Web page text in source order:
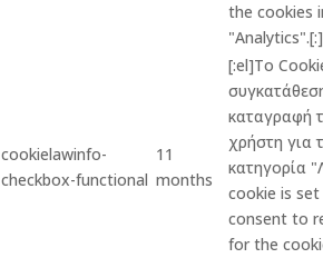
the cookies
"Analytics".[:]
cookielawinfo-
checkbox-functional
11
months
[:el]Το
καταγραφή
χρήστη για
κατηγορία
cookie is set
consent to
for the